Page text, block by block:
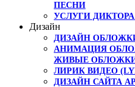
ПЕСНИ
УСЛУГИ ДИКТОРА
Дизайн
ДИЗАЙН
АНИМАЦИЯ
ЖИВЫЕ
ЛИРИК ВИДЕО
ДИЗАЙН САЙТА